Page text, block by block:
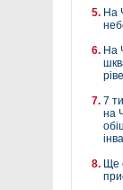
На
На
7
на
Ще